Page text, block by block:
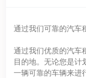
通过我们可靠的汽车
通过我们优质的汽车
目的地。无论您是计
一辆可靠的车辆来进